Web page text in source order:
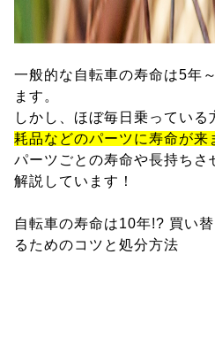
一般的な自転車の寿命は5年
ます。
しかし、ほぼ毎日乗っている
耗品などのパーツに寿命が来
パーツごとの寿命や長持ち
解説しています！
自転車の寿命は10年!? 買い
るためのコツと処分方法